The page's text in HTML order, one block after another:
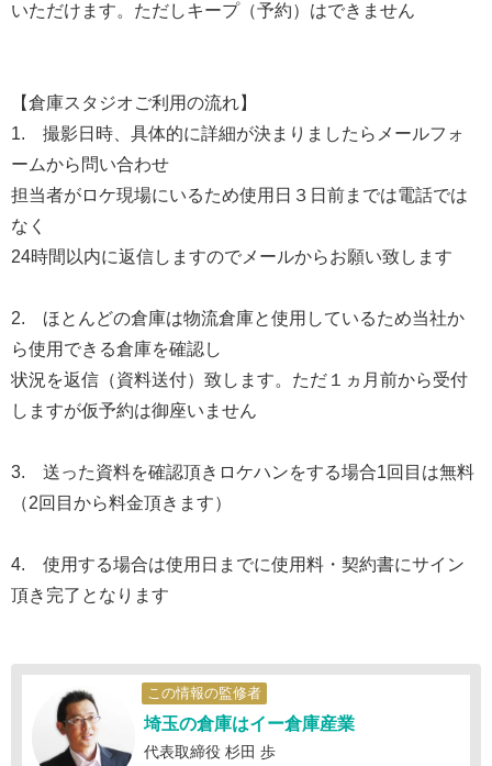
いただけます。ただしキープ（予約）はできません
【倉庫スタジオご利用の流れ】
1. 撮影日時、具体的に詳細が決まりましたらメールフォ
ームから問い合わせ
担当者がロケ現場にいるため使用日３日前までは電話では
なく
24時間以内に返信しますのでメールからお願い致します
2. ほとんどの倉庫は物流倉庫と使用しているため当社か
ら使用できる倉庫を確認し
状況を返信（資料送付）致します。ただ１ヵ月前から受付
しますが仮予約は御座いません
3. 送った資料を確認頂きロケハンをする場合1回目は無料
（2回目から料金頂きます）
4. 使用する場合は使用日までに使用料・契約書にサイン
頂き完了となります
この情報の監修者
埼玉の倉庫はイー倉庫産業
代表取締役 杉田 歩